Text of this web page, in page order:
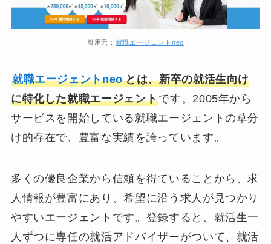
引用元： 就職エージェントneo
就職エージェントneo とは、新卒の就活生向け
に特化した就職エージェントです。2005年から
サービスを開始している就職エージェントの草分
け的存在で、豊富な実績を誇っています。
多くの優良企業から信頼を得ていることから、求
人情報が豊富にあり、希望に沿う求人が見つかり
やすいエージェントです。登録すると、就活生一
人ずつに専任の就活アドバイザーがついて、就活